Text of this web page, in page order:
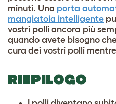
minuti. Una porta
mangiatoia intelligente
vostri polli ancora più
quando avete bisogno
cura dei vostri polli
RIEPILOGO